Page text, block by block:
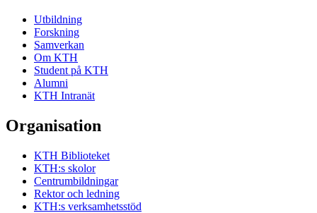
Utbildning
Forskning
Samverkan
Om KTH
Student på KTH
Alumni
KTH Intranät
Organisation
KTH Biblioteket
KTH:s skolor
Centrumbildningar
Rektor och ledning
KTH:s verksamhetsstöd